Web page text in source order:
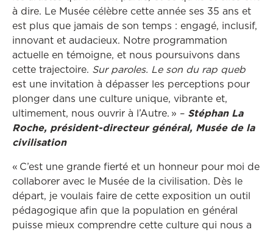
à dire. Le Musée célèbre cette année ses 35 ans et
est plus que jamais de son temps : engagé, inclusif,
innovant et audacieux. Notre programmation
actuelle en témoigne, et nous poursuivons dans
cette trajectoire. Sur paroles. Le son du rap queb
est une invitation à dépasser les perceptions pour
plonger dans une culture unique, vibrante et,
ultimement, nous ouvrir à l’Autre. » – Stéphan La
Roche, président-directeur général, Musée de la
civilisation
« C’est une grande fierté et un honneur pour moi de
collaborer avec le Musée de la civilisation. Dès le
départ, je voulais faire de cette exposition un outil
pédagogique afin que la population en général
puisse mieux comprendre cette culture qui nous a